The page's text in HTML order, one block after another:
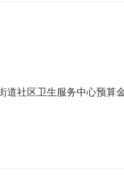
社区卫生服务中心预算